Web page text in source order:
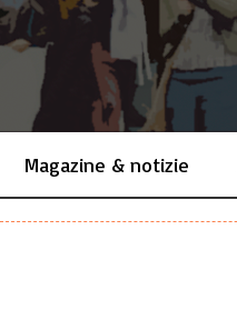
Magazine & notizie